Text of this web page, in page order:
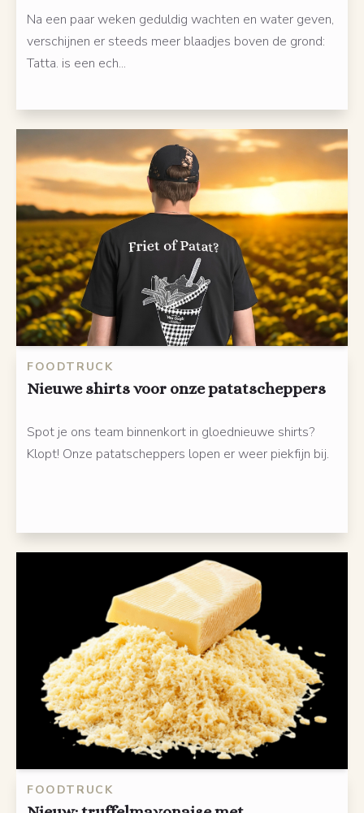
Na een paar weken geduldig wachten en water geven,
verschijnen er steeds meer blaadjes boven de grond:
Tatta. is een ech...
FOODTRUCK
Nieuwe shirts voor onze patatscheppers
Spot je ons team binnenkort in gloednieuwe shirts?
Klopt! Onze patatscheppers lopen er weer piekfijn bij.
FOODTRUCK